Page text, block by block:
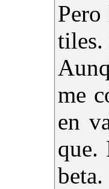
me
en
que.
beta.